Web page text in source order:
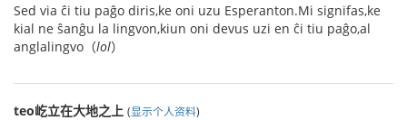
Sed via ĉi tiu paĝo diris,ke oni uzu Esperanton.Mi signifas,ke
kial ne ŝanĝu la lingvon,kiun oni devus uzi en ĉi tiu paĝo,al
anglalingvo（lol）
teo屹立在大地之上 (显示个人资料)